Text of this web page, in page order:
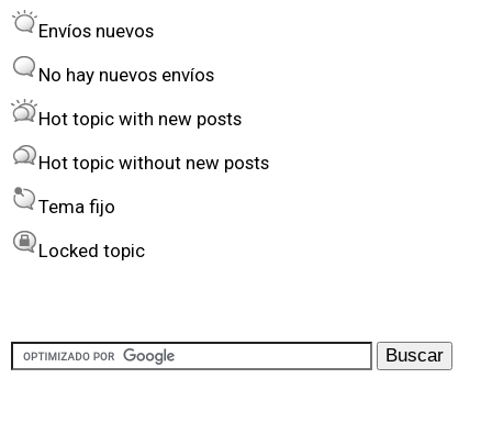
d
e
r
y
t
Envíos nuevos
No hay nuevos envíos
Hot topic with new posts
Hot topic without new posts
Tema fijo
Locked topic